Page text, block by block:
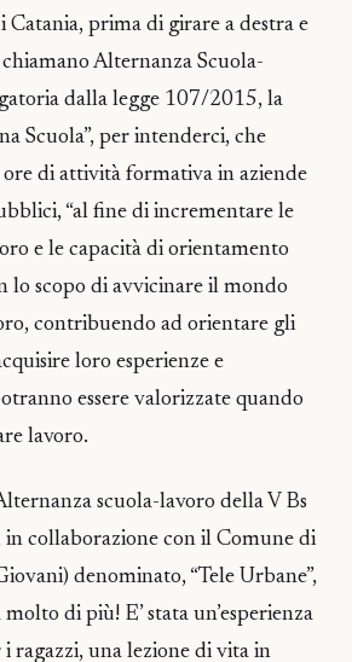
Catania, prima di girare a destra e
Alternanza Scuola-
dalla legge 107/2015, la
Scuola”, per intenderci, che
di attività formativa in aziende
“al fine di incrementare le
e le capacità di orientamento
lo scopo di avvicinare il mondo
contribuendo ad orientare gli
loro esperienze e
essere valorizzate quando
lavoro.
scuola-lavoro della V Bs
in collaborazione con il Comune di
denominato, “Tele Urbane”,
di più! E’ stata un’esperienza
ragazzi, una lezione di vita in